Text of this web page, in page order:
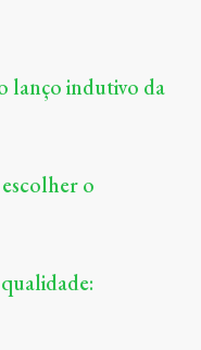
lanço indutivo da
o